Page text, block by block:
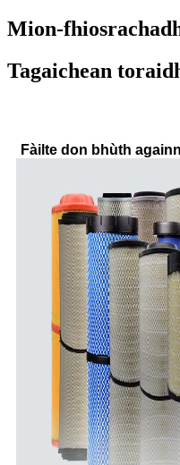
Mion-
Tagaichean
Fàilte don bhùth